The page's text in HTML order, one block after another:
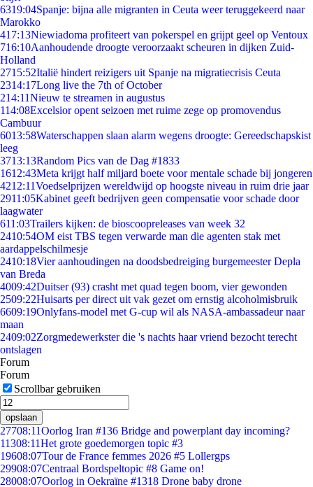
6319:04Spanje: bijna alle migranten in Ceuta weer teruggekeerd naar
Marokko
417:13Niewiadoma profiteert van pokerspel en grijpt geel op Ventoux
716:10Aanhoudende droogte veroorzaakt scheuren in dijken Zuid-
Holland
2715:52Italië hindert reizigers uit Spanje na migratiecrisis Ceuta
2314:17Long live the 7th of October
214:11Nieuw te streamen in augustus
114:08Excelsior opent seizoen met ruime zege op promovendus
Cambuur
6013:58Waterschappen slaan alarm wegens droogte: Gereedschapskist
leeg
3713:13Random Pics van de Dag #1833
1612:43Meta krijgt half miljard boete voor mentale schade bij jongeren
4212:11Voedselprijzen wereldwijd op hoogste niveau in ruim drie jaar
2911:05Kabinet geeft bedrijven geen compensatie voor schade door
laagwater
611:03Trailers kijken: de bioscoopreleases van week 32
2410:54OM eist TBS tegen verwarde man die agenten stak met
aardappelschilmesje
2410:18Vier aanhoudingen na doodsbedreiging burgemeester Depla
van Breda
4009:42Duitser (93) crasht met quad tegen boom, vier gewonden
2509:22Huisarts per direct uit vak gezet om ernstig alcoholmisbruik
6609:19Onlyfans-model met G-cup wil als NASA-ambassadeur naar
maan
2409:02Zorgmedewerkster die 's nachts haar vriend bezocht terecht
ontslagen
Forum
Forum
Scrollbar gebruiken
opslaan
27708:11Oorlog Iran #136 Bridge and powerplant day incoming?
11308:11Het grote goedemorgen topic #3
19608:07Tour de France femmes 2026 #5 Lollergps
29908:07Centraal Bordspeltopic #8 Game on!
28008:07Oorlog in Oekraïne #1318 Drone baby drone